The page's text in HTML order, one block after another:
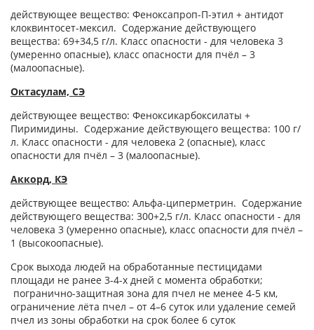
действующее вещество: Феноксапроп-П-этил + антидот
клоквинтосет-мексил. Содержание действующего
вещества: 69+34,5 г/л. Класс опасности - для человека 3
(умеренно опасные), класс опасности для пчёл – 3
(малоопасные).
Октасулам, СЭ
действующее вещество: Феноксикарбоксилаты +
Пиримидины. Содержание действующего вещества: 100 г/
л. Класс опасности - для человека 2 (опасные), класс
опасности для пчёл – 3 (малоопасные).
Аккорд, КЭ
действующее вещество: Альфа-циперметрин. Содержание
действующего вещества: 300+2,5 г/л. Класс опасности - для
человека 3 (умеренно опасные), класс опасности для пчёл –
1 (высокоопасные).
Срок выхода людей на обработанные пестицидами
площади не ранее 3-4-х дней с момента обработки;
погранично-защитная зона для пчел не менее 4-5 км,
ограничение лёта пчел – от 4–6 суток или удаление семей
пчел из зоны обработки на срок более 6 суток